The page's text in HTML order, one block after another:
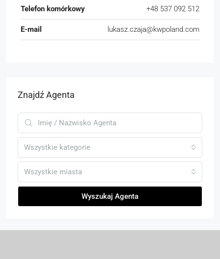
Telefon komórkowy +48 537 092 512
E-mail lukasz.czaja@kwpoland.com
Znajdź Agenta
Wszystkie kategorie
Wszystkie miasta
Wyszukaj Agenta